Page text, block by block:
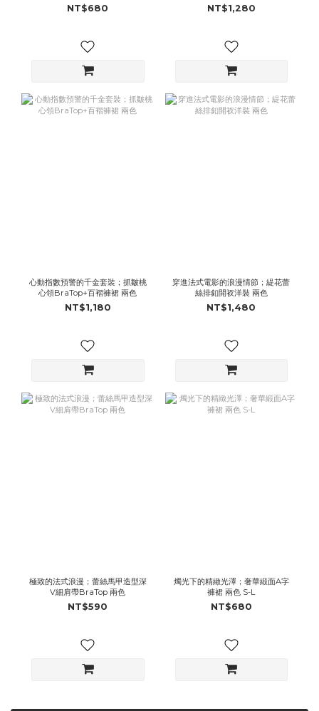
NT$680 NT$1,280
心動指數預警的千金套裝；抓皺桃
心領BraTop+百褶褲裙 兩色
NT$1,180
穿進法式電影的浪漫情節；緹花蕾
絲排釦開衩洋裝 兩色
NT$1,480
極致的法式浪漫；蕾絲馬甲造型深
V細肩帶BraTop 兩色
NT$590
燭光下的精緻光澤；奢華緞面A字
褲裙 兩色 S-L
NT$680